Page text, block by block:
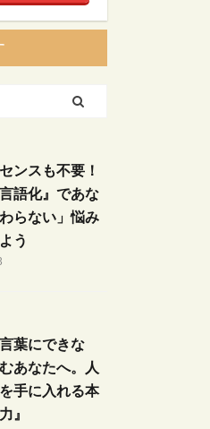
ンスも不要！
言語化』であな
らない」悩み
う
言葉にできな
あなたへ。人
手に入れる本
』